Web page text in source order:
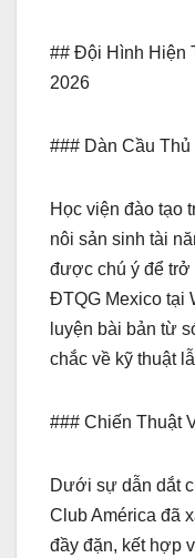
## Đội Hình Hiện
2026
### Dàn Cầu Thủ
Học viện đào tạo
nôi sản sinh tài
được chú ý để trở
ĐTQG Mexico tại
luyện bài bản từ
chắc về kỹ thuật
### Chiến Thuật
Dưới sự dẫn dắt
Club América đã
đầy đặn, kết hợp